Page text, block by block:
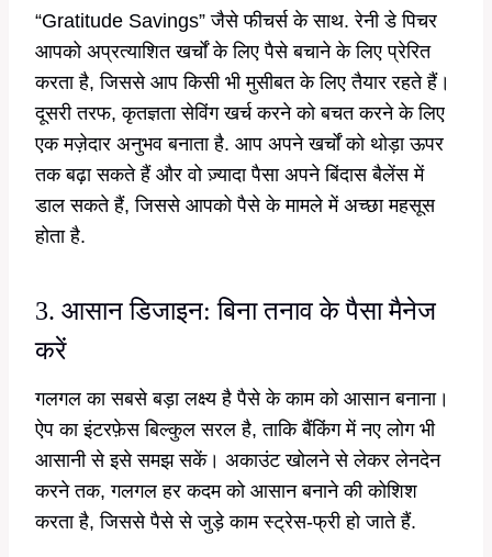
“Gratitude Savings” जैसे फीचर्स के साथ. रेनी डे पिचर
आपको अप्रत्याशित खर्चों के लिए पैसे बचाने के लिए प्रेरित
करता है, जिससे आप किसी भी मुसीबत के लिए तैयार रहते हैं।
दूसरी तरफ, कृतज्ञता सेविंग खर्च करने को बचत करने के लिए
एक मज़ेदार अनुभव बनाता है. आप अपने खर्चों को थोड़ा ऊपर
तक बढ़ा सकते हैं और वो ज़्यादा पैसा अपने बिंदास बैलेंस में
डाल सकते हैं, जिससे आपको पैसे के मामले में अच्छा महसूस
होता है.
3. आसान डिजाइन: बिना तनाव के पैसा मैनेज
करें
गलगल का सबसे बड़ा लक्ष्य है पैसे के काम को आसान बनाना।
ऐप का इंटरफ़ेस बिल्कुल सरल है, ताकि बैंकिंग में नए लोग भी
आसानी से इसे समझ सकें। अकाउंट खोलने से लेकर लेनदेन
करने तक, गलगल हर कदम को आसान बनाने की कोशिश
करता है, जिससे पैसे से जुड़े काम स्ट्रेस-फ्री हो जाते हैं.